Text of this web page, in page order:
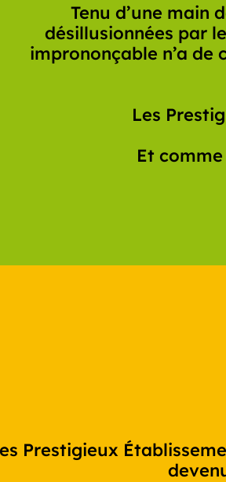
Tenu d’une main
désillusionnées par
imprononçable n’a de
Les
Et
Prestigieux